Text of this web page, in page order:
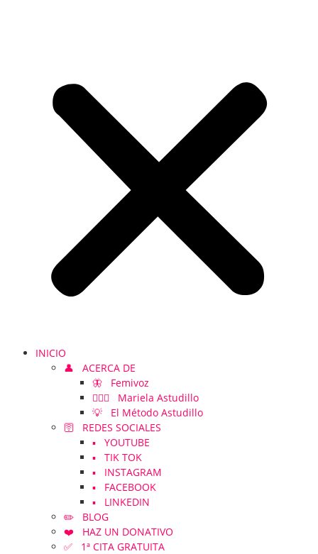
INICIO
👤 ACERCA DE
🦋 Femivoz
👱🏻‍♀️ Mariela Astudillo
💡 El Método Astudillo
🛜 REDES SOCIALES
▪️ YOUTUBE
▪️ TIK TOK
▪️ INSTAGRAM
▪️ FACEBOOK
▪️ LINKEDIN
✏️ BLOG
❤️ HAZ UN DONATIVO
✅ 1ª CITA GRATUITA